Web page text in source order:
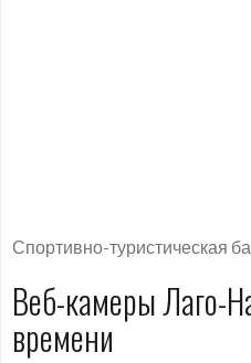
Спортивно-туристическая
Веб-камеры Лаго-
времени